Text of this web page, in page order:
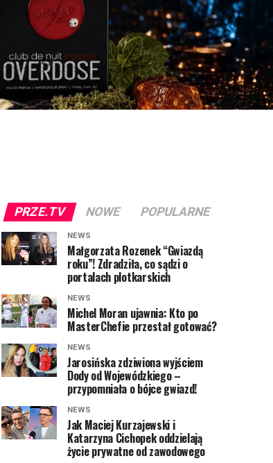
PRZE.TV NOWE POPULARNE
NEWS
Małgorzata Rozenek “Gwiazdą
roku”! Zdradziła, co sądzi o
portalach plotkarskich
NEWS
Michel Moran ujawnia: Kto po
MasterChefie przestał gotować?
NEWS
Jarosińska zdziwiona wyjściem
Dody od Wojewódzkiego –
przypomniała o bójce gwiazd!
NEWS
Jak Maciej Kurzajewski i
Katarzyna Cichopek oddzielają
życie prywatne od zawodowego